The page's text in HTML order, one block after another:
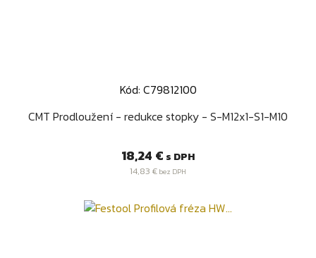
Kód: C79812100
CMT Prodloužení - redukce stopky - S-M12x1-S1-M10
Cena
18,24 € s DPH
14,83 € bez DPH